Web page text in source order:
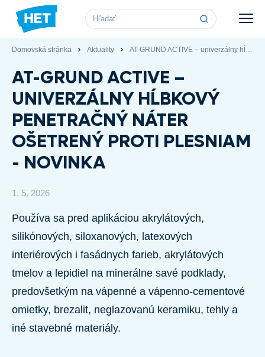
Vyhľadávanie
Domovská stránka Aktuality AT-GRUND ACTIVE – univerzálny hĺbkový penetračný náter ošetrený proti plesniam - NOVINKA
AT-GRUND ACTIVE –
UNIVERZÁLNY HĹBKOVÝ
PENETRAČNÝ NÁTER
OŠETRENÝ PROTI PLESNIAM
- NOVINKA
1. 5. 2026
Používa sa pred aplikáciou akrylátových,
silikónových, siloxanových, latexových
interiérových i fasádnych farieb, akrylátových
tmelov a lepidiel na minerálne savé podklady,
predovšetkým na vápenné a vápenno-cementové
omietky, brezalit, neglazovanú keramiku, tehly a
iné stavebné materiály.